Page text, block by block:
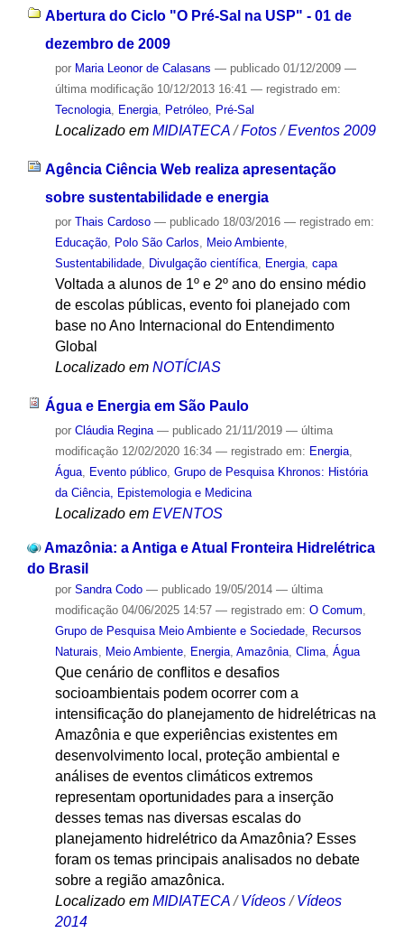
Abertura do Ciclo "O Pré-Sal na USP" - 01 de
dezembro de 2009
por Maria Leonor de Calasans — publicado01/12/2009 —
última modificação10/12/2013 16:41 — registrado em:
Tecnologia, Energia, Petróleo, Pré-Sal
Localizado em MIDIATECA /Fotos /Eventos 2009
Agência Ciência Web realiza apresentação
sobre sustentabilidade e energia
por Thais Cardoso — publicado18/03/2016 — registrado em:
Educação, Polo São Carlos Meio Ambiente,
Sustentabilidade, Divulgação científica, Energia, capa
Voltada a alunos de 1º e 2º ano do ensino médio
de escolas públicas, evento foi planejado com
base no Ano Internacional do Entendimento
Global
Localizado em NOTÍCIAS
Água e Energia em São Paulo
por Cláudia Regina — publicado21/11/2019 — última
modificação12/02/2020 16:34 — registrado em: Energia,
Água, Evento público, Grupo de Pesquisa Khronos: História
da Ciência, Epistemologia e Medicina
Localizado em EVENTOS
Amazônia: a Antiga e Atual Fronteira Hidrelétrica
do Brasil
por Sandra Codo — publicado19/05/2014 — última
modificação04/06/2025 14:57 — registrado em: O Comum,
Grupo de Pesquisa Meio Ambiente e Sociedade, Recursos
Naturais, Meio Ambiente, Energia, Amazônia, Clima, Água
Que cenário de conflitos e desafios
socioambientais podem ocorrer com a
intensificação do planejamento de hidrelétricas na
Amazônia e que experiências existentes em
desenvolvimento local, proteção ambiental e
análises de eventos climáticos extremos
representam oportunidades para a inserção
desses temas nas diversas escalas do
planejamento hidrelétrico da Amazônia? Esses
foram os temas principais analisados no debate
sobre a região amazônica.
Localizado em MIDIATECA /Vídeos /Vídeos
2014